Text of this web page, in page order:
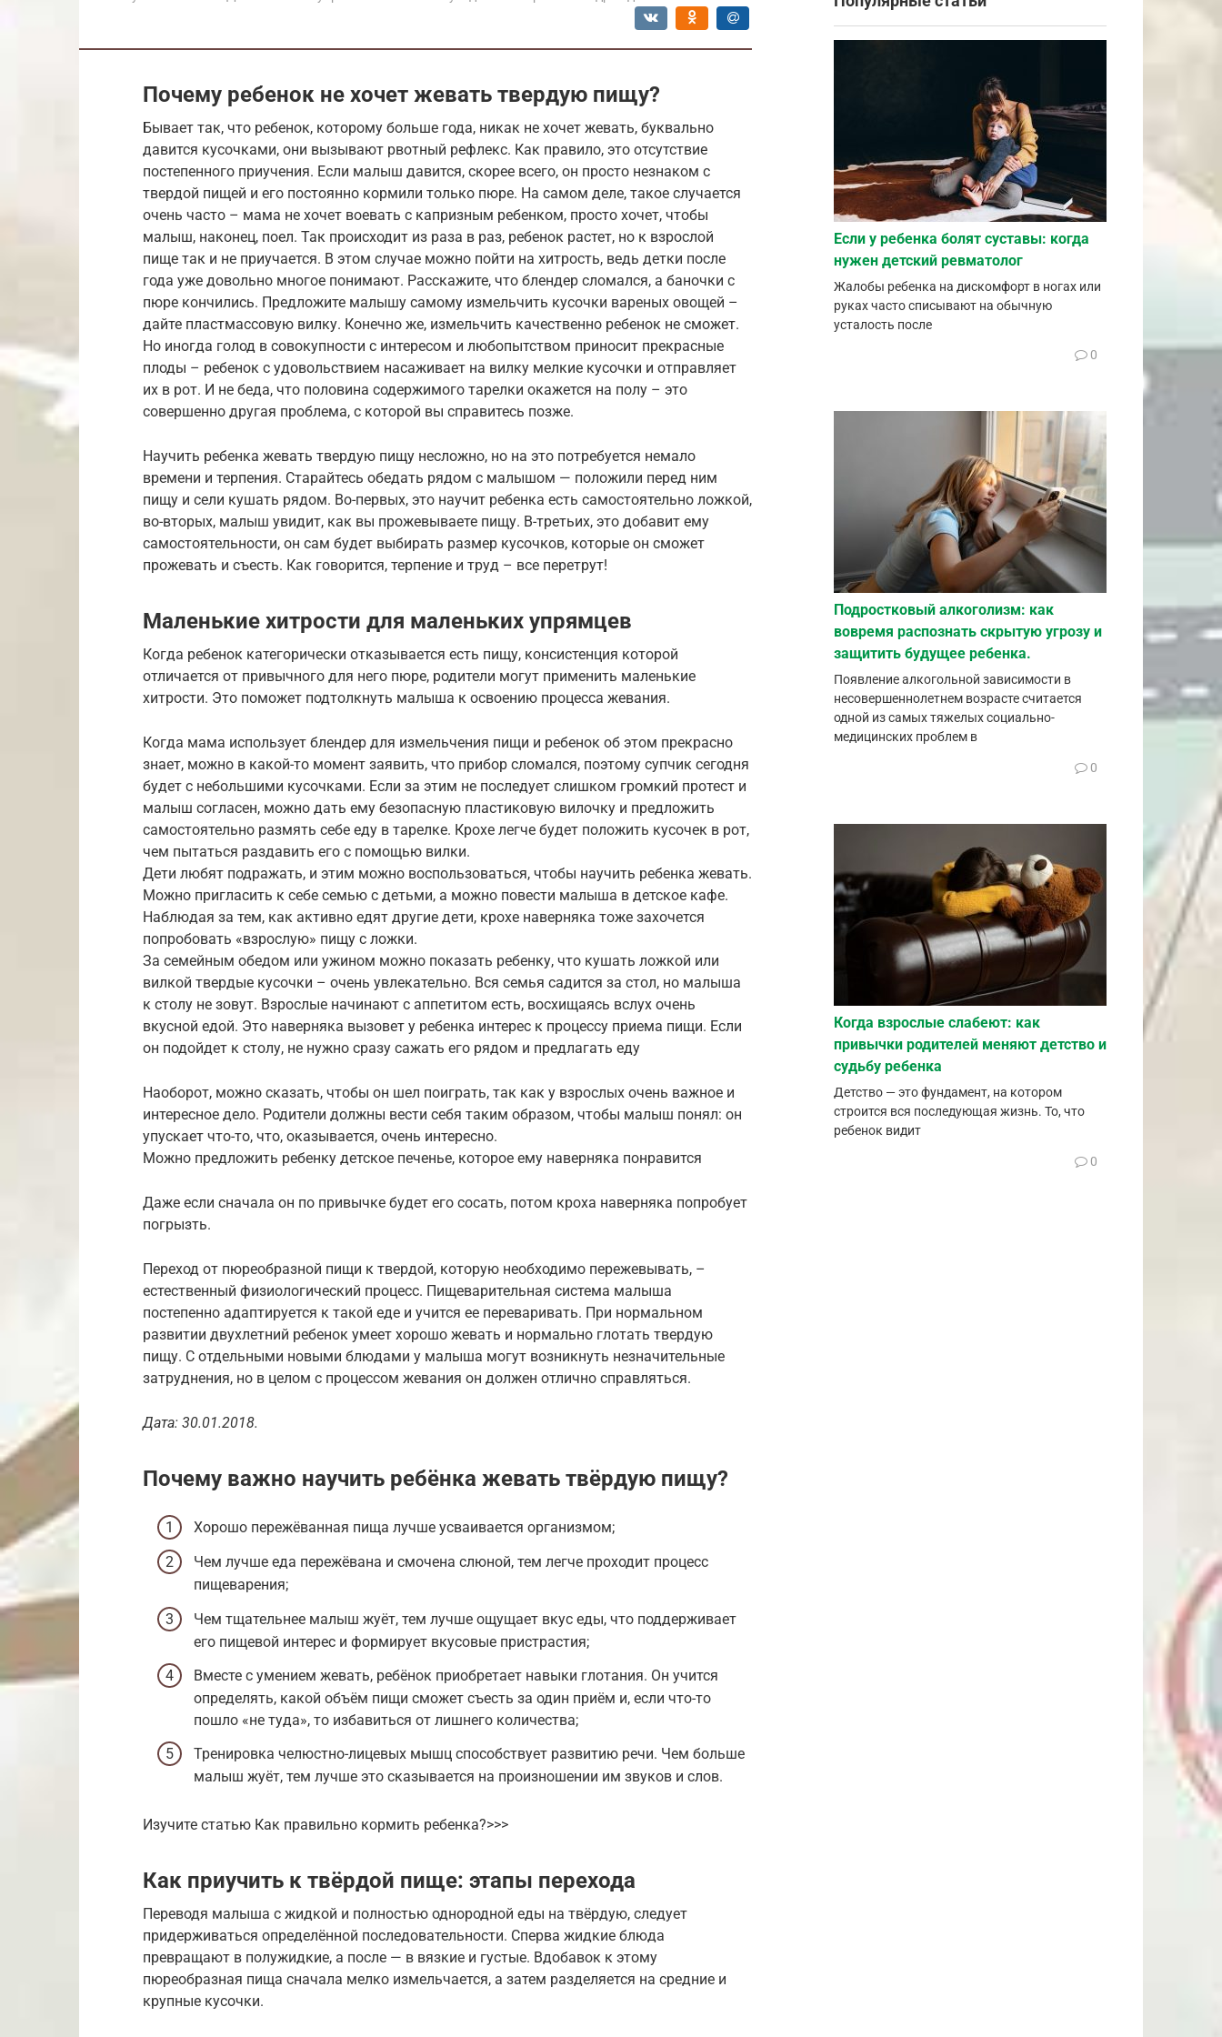
Почему ребенок не хочет жевать твердую пищу?
Бывает так, что ребенок, которому больше года, никак не хочет жевать, буквально
давится кусочками, они вызывают рвотный рефлекс. Как правило, это отсутствие
постепенного приучения. Если малыш давится, скорее всего, он просто незнаком с
твердой пищей и его постоянно кормили только пюре. На самом деле, такое случается
очень часто – мама не хочет воевать с капризным ребенком, просто хочет, чтобы
малыш, наконец, поел. Так происходит из раза в раз, ребенок растет, но к взрослой
пище так и не приучается. В этом случае можно пойти на хитрость, ведь детки после
года уже довольно многое понимают. Расскажите, что блендер сломался, а баночки с
пюре кончились. Предложите малышу самому измельчить кусочки вареных овощей –
дайте пластмассовую вилку. Конечно же, измельчить качественно ребенок не сможет.
Но иногда голод в совокупности с интересом и любопытством приносит прекрасные
плоды – ребенок с удовольствием насаживает на вилку мелкие кусочки и отправляет
их в рот. И не беда, что половина содержимого тарелки окажется на полу – это
совершенно другая проблема, с которой вы справитесь позже.
Научить ребенка жевать твердую пищу несложно, но на это потребуется немало
времени и терпения. Старайтесь обедать рядом с малышом — положили перед ним
пищу и сели кушать рядом. Во-первых, это научит ребенка есть самостоятельно ложкой,
во-вторых, малыш увидит, как вы прожевываете пищу. В-третьих, это добавит ему
самостоятельности, он сам будет выбирать размер кусочков, которые он сможет
прожевать и съесть. Как говорится, терпение и труд – все перетрут!
Маленькие хитрости для маленьких упрямцев
Когда ребенок категорически отказывается есть пищу, консистенция которой
отличается от привычного для него пюре, родители могут применить маленькие
хитрости. Это поможет подтолкнуть малыша к освоению процесса жевания.
Когда мама использует блендер для измельчения пищи и ребенок об этом прекрасно
знает, можно в какой-то момент заявить, что прибор сломался, поэтому супчик сегодня
будет с небольшими кусочками. Если за этим не последует слишком громкий протест и
малыш согласен, можно дать ему безопасную пластиковую вилочку и предложить
самостоятельно размять себе еду в тарелке. Крохе легче будет положить кусочек в рот,
чем пытаться раздавить его с помощью вилки.
Дети любят подражать, и этим можно воспользоваться, чтобы научить ребенка жевать.
Можно пригласить к себе семью с детьми, а можно повести малыша в детское кафе.
Наблюдая за тем, как активно едят другие дети, крохе наверняка тоже захочется
попробовать «взрослую» пищу с ложки.
За семейным обедом или ужином можно показать ребенку, что кушать ложкой или
вилкой твердые кусочки – очень увлекательно. Вся семья садится за стол, но малыша
к столу не зовут. Взрослые начинают с аппетитом есть, восхищаясь вслух очень
вкусной едой. Это наверняка вызовет у ребенка интерес к процессу приема пищи. Если
он подойдет к столу, не нужно сразу сажать его рядом и предлагать еду
Наоборот, можно сказать, чтобы он шел поиграть, так как у взрослых очень важное и
интересное дело. Родители должны вести себя таким образом, чтобы малыш понял: он
упускает что-то, что, оказывается, очень интересно.
Можно предложить ребенку детское печенье, которое ему наверняка понравится
Даже если сначала он по привычке будет его сосать, потом кроха наверняка попробует
погрызть.
Переход от пюреобразной пищи к твердой, которую необходимо пережевывать, –
естественный физиологический процесс. Пищеварительная система малыша
постепенно адаптируется к такой еде и учится ее переваривать. При нормальном
развитии двухлетний ребенок умеет хорошо жевать и нормально глотать твердую
пищу. С отдельными новыми блюдами у малыша могут возникнуть незначительные
затруднения, но в целом с процессом жевания он должен отлично справляться.
Дата: 30.01.2018.
Почему важно научить ребёнка жевать твёрдую пищу?
Хорошо пережёванная пища лучше усваивается организмом;
Чем лучше еда пережёвана и смочена слюной, тем легче проходит процесс
пищеварения;
Чем тщательнее малыш жуёт, тем лучше ощущает вкус еды, что поддерживает
его пищевой интерес и формирует вкусовые пристрастия;
Вместе с умением жевать, ребёнок приобретает навыки глотания. Он учится
определять, какой объём пищи сможет съесть за один приём и, если что-то
пошло «не туда», то избавиться от лишнего количества;
Тренировка челюстно-лицевых мышц способствует развитию речи. Чем больше
малыш жуёт, тем лучше это сказывается на произношении им звуков и слов.
Изучите статью Как правильно кормить ребенка?>>>
Как приучить к твёрдой пище: этапы перехода
Переводя малыша с жидкой и полностью однородной еды на твёрдую, следует
придерживаться определённой последовательности. Сперва жидкие блюда
превращают в полужидкие, а после — в вязкие и густые. Вдобавок к этому
пюреобразная пища сначала мелко измельчается, а затем разделяется на средние и
крупные кусочки.
Если у ребенка болят суставы: когда
нужен детский ревматолог
Жалобы ребенка на дискомфорт в ногах или
руках часто списывают на обычную
усталость после
0
Подростковый алкоголизм: как
вовремя распознать скрытую угрозу и
защитить будущее ребенка.
Появление алкогольной зависимости в
несовершеннолетнем возрасте считается
одной из самых тяжелых социально-
медицинских проблем в
0
Когда взрослые слабеют: как
привычки родителей меняют детство и
судьбу ребенка
Детство — это фундамент, на котором
строится вся последующая жизнь. То, что
ребенок видит
0